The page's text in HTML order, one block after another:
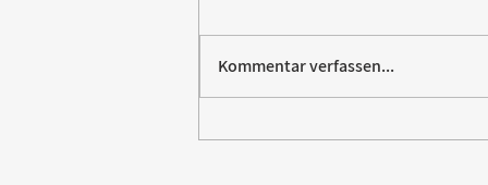
Paw Patrol erobert die
Kommentar verfassen...